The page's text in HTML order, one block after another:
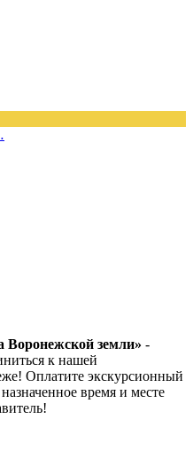
Воронежской земли» -
к нашей
Оплатите экскурсионный
время и месте